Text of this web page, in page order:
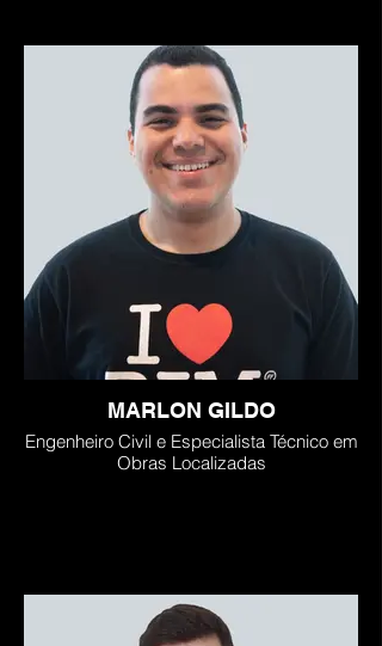
MARLON GILDO
Engenheiro Civil e Especialista Técnico em
Obras Localizadas